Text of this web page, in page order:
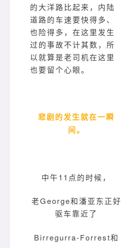
的大洋路比起来，内陆
道路的车速要快得多、
也险得多，在这里发生
过的事故不计其数，所
以就算是老司机在这里
也要留个心眼。
悲剧的发生就在一瞬
间。
中午11点的时候，
老George和潘亚东正好
驱车靠近了
Birregurra-Forrest和